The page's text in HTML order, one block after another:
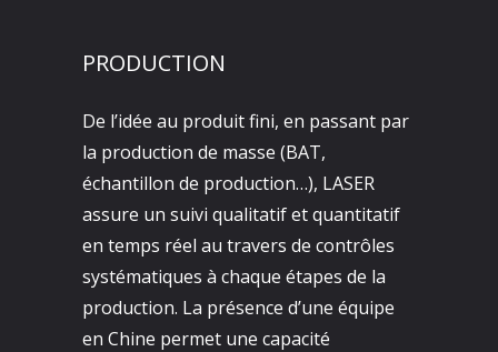
PRODUCTION
De l’idée au produit fini, en passant par
la production de masse (BAT,
échantillon de production…), LASER
assure un suivi qualitatif et quantitatif
en temps réel au travers de contrôles
systématiques à chaque étapes de la
production. La présence d’une équipe
en Chine permet une capacité